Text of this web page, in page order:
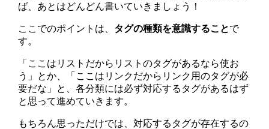
ば、あとはどんどん書いていきましょう！
ここでのポイントは、 タグの種類を意識することで
す。
「ここはリストだからリストのタグがあるなら使お
う」とか、「ここはリンクだからリンク用のタグが必
要だな」と、各分類には必ず対応するタグがあるはず
と思って進めていきます。
もちろん思っただけでは、対応するタグが存在するの